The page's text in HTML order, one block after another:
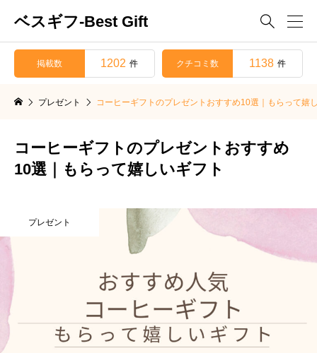
ベスギフ-Best Gift 
掲載数 1202 件 クチコミ数 1138 件
プレゼント コーヒーギフトのプレゼントおすすめ10選｜もらって嬉
コーヒーギフトのプレゼントおすすめ
10選｜もらって嬉しいギフト
プレゼント